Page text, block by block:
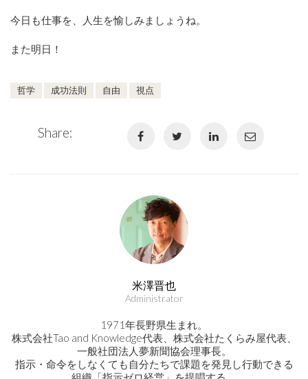
今日も仕事を、人生を愉しみましょうね。
また明日！
哲学 成功法則 自由 視点
Share:
米澤晋也
Administrator
1971年長野県生まれ。
株式会社Tao and Knowledge代表、株式会社たくらみ屋代表、
一般社団法人夢新聞協会理事長。
指示・命令をしなくても自分たちで課題を発見し行動できる